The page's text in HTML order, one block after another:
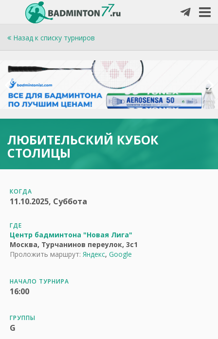
Назад к списку турниров
ЛЮБИТЕЛЬСКИЙ КУБОК
СТОЛИЦЫ
КОГДА
11.10.2025, Суббота
ГДЕ
Центр бадминтона "Новая Лига"
Москва, Турчанинов переулок, 3с1
Проложить маршрут: Яндекс, Google
НАЧАЛО ТУРНИРА
16:00
ГРУППЫ
G